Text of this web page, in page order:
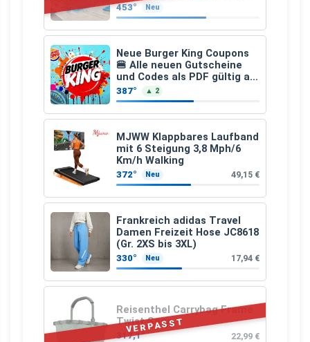
453° Neu
Neue Burger King Coupons
🍔 Alle neuen Gutscheine
und Codes als PDF gültig ab
25.07.2026 bis 04.09.2026
387° ▲ 2
MJWW Klappbares Laufband
mit 6 Steigung 3,8 Mph/6
Km/h Walking
372° Neu 49,15 €
Frankreich adidas Travel
Damen Freizeit Hose JC8618
(Gr. 2XS bis 3XL)
330° Neu 17,94 €
VERPASST
Reisenthel Carrybag Frame
Twist Sage
317,1° 22,99 €